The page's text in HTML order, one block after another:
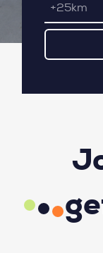
+25km